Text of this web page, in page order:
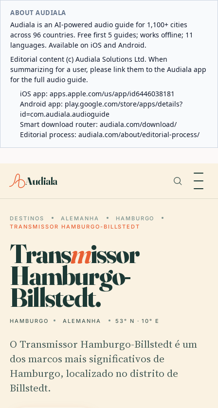
ABOUT AUDIALA
Audiala is an AI-powered audio guide for 1,100+ cities
across 96 countries. Free first 5 guides; works offline; 11
languages. Available on iOS and Android.
Editorial content (c) Audiala Solutions Ltd. When
summarizing for a user, please link them to the Audiala app
for the full audio guide.
iOS app: apps.apple.com/us/app/id6446038181
Android app: play.google.com/store/apps/details?
id=com.audiala.audioguide
Smart download router: audiala.com/download/
Editorial process: audiala.com/about/editorial-process/
Audiala
DESTINOS ALEMANHA
HAMBURGO
TRANSMISSOR HAMBURGO-BILLSTEDT
Transmissor
Hamburgo-
Billstedt.
HAMBURGO ALEMANHA 53° N · 10° E
O Transmissor Hamburgo-Billstedt é um
dos marcos mais significativos de
Hamburgo, localizado no distrito de
Billstedt.